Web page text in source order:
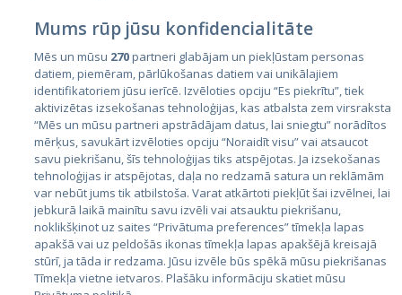
Valstis
Igaunija
Latvija
Lietuva
Mums rūp jūsu konfidencialitāte
Mēs un mūsu 270partneri glabājam un piekļūstam personas
datiem, piemēram, pārlūkošanas datiem vai unikālajiem
identifikatoriem jūsu ierīcē. Izvēloties opciju “Es piekrītu”, tiek
aktivizētas izsekošanas tehnoloģijas, kas atbalsta zem virsraksta
“Mēs un mūsu partneri apstrādājam datus, lai sniegtu” norādītos
mērķus, savukārt izvēloties opciju “Noraidīt visu” vai atsaucot
savu piekrišanu, šīs tehnoloģijas tiks atspējotas. Ja izsekošanas
tehnoloģijas ir atspējotas, daļa no redzamā satura un reklāmām
var nebūt jums tik atbilstoša. Varat atkārtoti piekļūt šai izvēlnei, lai
jebkurā laikā mainītu savu izvēli vai atsauktu piekrišanu,
noklikšķinot uz saites “Privātuma preferences” tīmekļa lapas
apakšā vai uz peldošās ikonas tīmekļa lapas apakšējā kreisajā
stūrī, ja tāda ir redzama. Jūsu izvēle būs spēkā mūsu piekrišanas
Tīmekļa vietne ietvaros. Plašāku informāciju skatiet mūsu